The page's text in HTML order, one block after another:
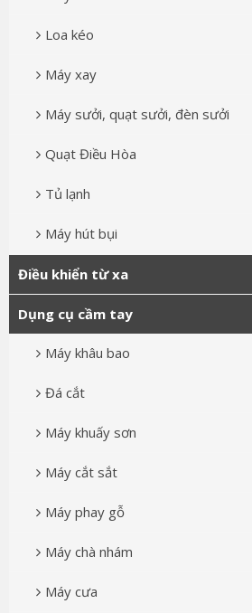
Loa kéo
Máy xay
Máy sưởi, quạt sưởi, đèn sưởi
Quạt Điều Hòa
Tủ lạnh
Máy hút bụi
Điều khiển từ xa
Dụng cụ cầm tay
Máy khâu bao
Đá cắt
Máy khuấy sơn
Máy cắt sắt
Máy phay gỗ
Máy chà nhám
Máy cưa